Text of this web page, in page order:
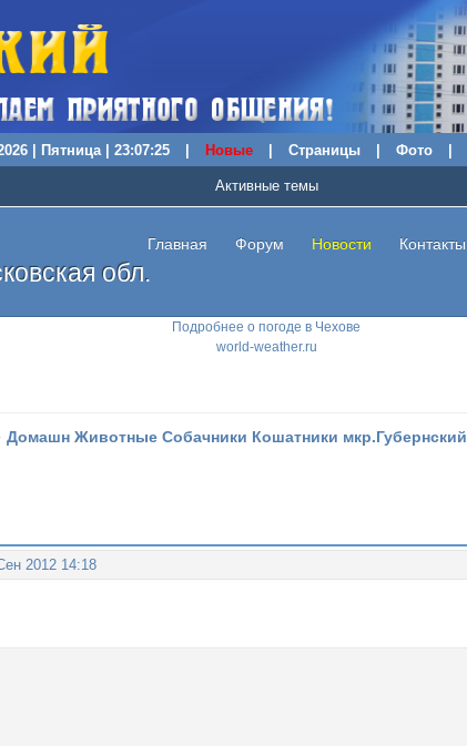
| Пятница | 23:07:26 Новые Страницы Фото
Подробнее о погоде в Чехове
world-weather.ru
обл.
Главная Форум Новости Контакты
Активные темы
Домашн Животные Собачники Кошатники мкр.Губернский
2012 14:18